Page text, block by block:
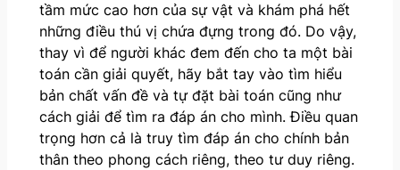
tầm mức cao hơn của sự vật và khám phá hết
những điều thú vị chứa đựng trong đó. Do vậy,
thay vì để người khác đem đến cho ta một bài
toán cần giải quyết, hãy bắt tay vào tìm hiểu
bản chất vấn đề và tự đặt bài toán cũng như
cách giải để tìm ra đáp án cho mình. Điều quan
trọng hơn cả là truy tìm đáp án cho chính bản
thân theo phong cách riêng, theo tư duy riêng.